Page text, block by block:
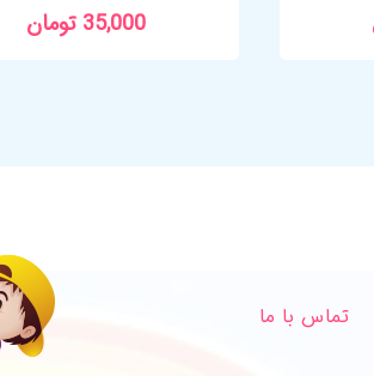
35,000 تومان
تماس با ما